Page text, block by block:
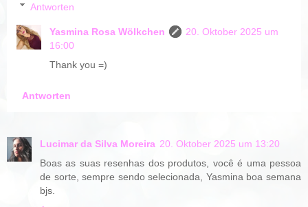
Antworten
Yasmina Rosa Wölkchen
20. Oktober 2025 um
16:00
Thank you =)
Antworten
Lucimar da Silva Moreira 20. Oktober 2025 um 13:20
Boas as suas resenhas dos produtos, você é uma pessoa
de sorte, sempre sendo selecionada, Yasmina boa semana
bjs.